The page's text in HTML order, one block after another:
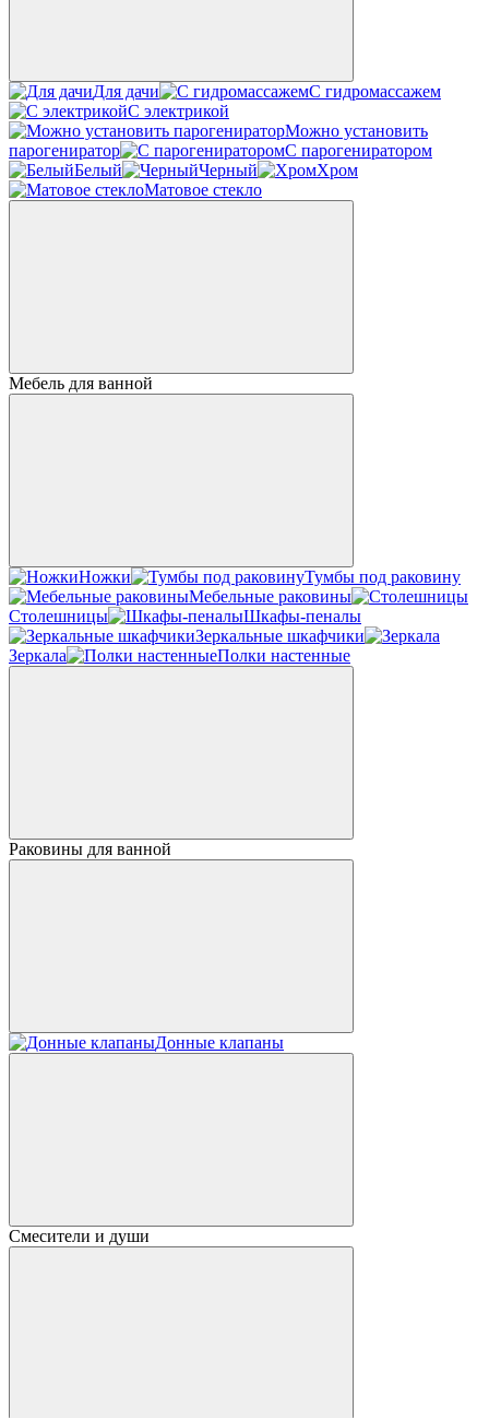
Для дачи
С гидромассажем
С электрикой
Можно установить
парогениратор
С парогениратором
Белый
Черный
Хром
Матовое стекло
Мебель для ванной
Ножки
Тумбы под раковину
Мебельные раковины
Столешницы
Шкафы-пеналы
Зеркальные шкафчики
Зеркала
Полки настенные
Раковины для ванной
Донные клапаны
Смесители и души